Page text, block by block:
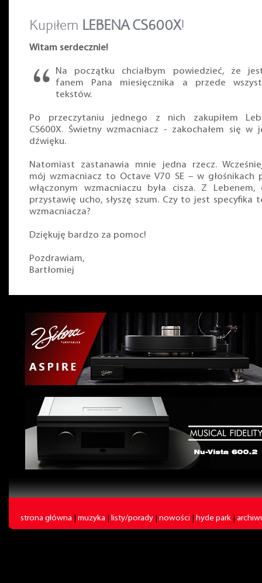
Kupiłem LEBENA CS600X!
Witam serdecznie!
Na początku chciałbym powiedzieć, że
fanem Pana miesięcznika a przede
tekstów.
Po przeczytaniu jednego z nich zakupiłem
CS600X. Świetny wzmacniacz - zakochałem się w
dźwięku.
Natomiast zastanawia mnie jedna rzecz.
mój wzmacniacz to Octave V70 SE – w głośnikach
włączonym wzmacniaczu była cisza. Z Lebenem,
przystawię ucho, słyszę szum. Czy to jest specyfika
wzmacniacza?
Dziękuję bardzo za pomoc!
Pozdrawiam,
Bartłomiej
strona główna muzyka listy/porady nowości hyde park